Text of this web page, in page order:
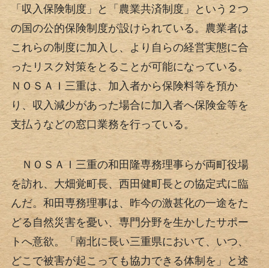
「収入保険制度」と「農業共済制度」という２つ
の国の公的保険制度が設けられている。農業者は
これらの制度に加入し、より自らの経営実態に合
ったリスク対策をとることが可能になっている。
ＮＯＳＡＩ三重は、加入者から保険料等を預か
り、収入減少があった場合に加入者へ保険金等を
支払うなどの窓口業務を行っている。
ＮＯＳＡＩ三重の和田隆専務理事らが両町役場
を訪れ、大畑覚町長、西田健町長との協定式に臨
んだ。和田専務理事は、昨今の激甚化の一途をた
どる自然災害を憂い、専門分野を生かしたサポー
トへ意欲。「南北に長い三重県において、いつ、
どこで被害が起こっても協力できる体制を」と述